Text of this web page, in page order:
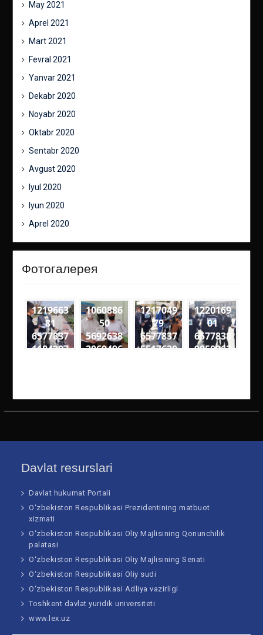
May 2021
Aprel 2021
Mart 2021
Fevral 2021
Yanvar 2021
Dekabr 2020
Noyabr 2020
Oktabr 2020
Sentabr 2020
Avgust 2020
Iyul 2020
Iyun 2020
Aprel 2020
Фотогалерея
1219663
81
6577837
1184297
64734 n
1060886
50
5692638
2069496
60108 n
1217049
79
6577837
5517630
74281 n
1220169
01
6577838
9850962
79184 n
Davlat resurslari
Davlat hukumat Portali
O‘zbekiston Respublikasi Prezidentining matbuot
xizmati
O‘zbekiston Respublikasi Oliy Majlisining Qonunchilik
palatasi
O‘zbekiston Respublikasi Oliy Majlisining Senati
O‘zbekiston Respublikasi Oliy sudi
O‘zbekiston Respublikasi Adliya vazirligi
Toshkent davlat yuridik universiteti
www.lex.uz